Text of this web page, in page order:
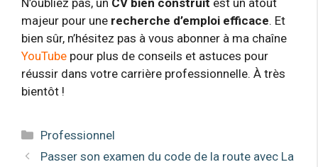
N’oubliez pas, un CV bien construit est un atout
majeur pour une recherche d’emploi efficace. Et
bien sûr, n’hésitez pas à vous abonner à ma chaîne
YouTube pour plus de conseils et astuces pour
réussir dans votre carrière professionnelle. À très
bientôt !
Catégories
Professionnel
Passer son examen du code de la route avec La